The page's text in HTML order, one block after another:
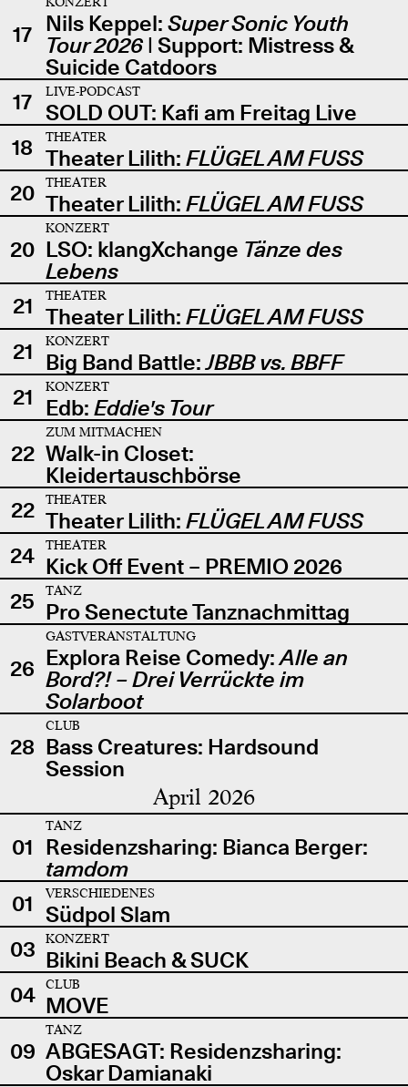
17 Nils Keppel: Super Sonic Youth
Tour 2026| Support: Mistress &
Suicide Catdoors
17
LIVE-PODCAST
SOLD OUT: Kafi am Freitag Live
18
THEATER
Theater Lilith: FLÜGEL AM FUSS
20
THEATER
Theater Lilith: FLÜGEL AM FUSS
20
KONZERT
LSO: klangXchange Tänze des
Lebens
21
THEATER
Theater Lilith: FLÜGEL AM FUSS
21
KONZERT
Big Band Battle:JBBB vs. BBFF
21
KONZERT
Edb: Eddie's Tour
22
ZUM MITMACHEN
Walk-in Closet:
Kleidertauschbörse
22
THEATER
Theater Lilith: FLÜGEL AM FUSS
24
THEATER
Kick Off Event – PREMIO 2026
25
TANZ
Pro Senectute Tanznachmittag
26
GASTVERANSTALTUNG
Explora Reise Comedy:Alle an
Bord?! – Drei Verrückte im
Solarboot
28
CLUB
Bass Creatures: Hardsound
Session
April 2026
01
TANZ
Residenzsharing: Bianca Berger:
tamdom
01
VERSCHIEDENES
Südpol Slam
03
KONZERT
Bikini Beach & SUCK
04
CLUB
MOVE
09
TANZ
ABGESAGT: Residenzsharing:
Oskar Damianaki